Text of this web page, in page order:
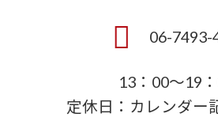
06-7493-
13：00～19
定休日：カレンダー